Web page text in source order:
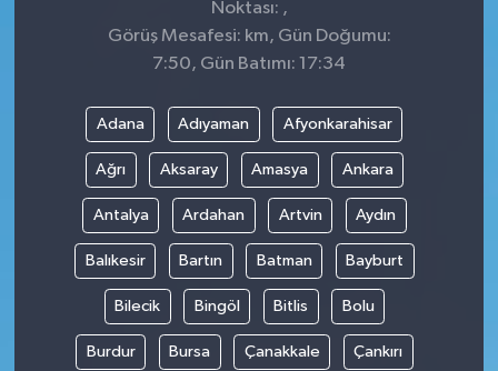
Noktası: ,
Görüş Mesafesi: km, Gün Doğumu:
7:50, Gün Batımı: 17:34
Adana Adıyaman Afyonkarahisar
Ağrı Aksaray Amasya Ankara
Antalya Ardahan Artvin Aydın
Balıkesir Bartın Batman Bayburt
Bilecik Bingöl Bitlis Bolu
Burdur Bursa Çanakkale Çankırı